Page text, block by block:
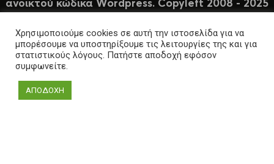
ανοικτού κώδικα Wordpress. Copyleft 2008 - 2025
Χρησιμοποιούμε cookies σε αυτή την ιστοσελίδα για να
μπορέσουμε να υποστηρίξουμε τις λειτουργίες της και για
στατιστικούς λόγους. Πατήστε αποδοχή εφόσον
συμφωνείτε.
ΑΠΟΔΟΧΗ